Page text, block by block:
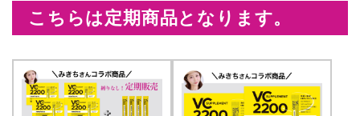
こちらは定期商品となります。